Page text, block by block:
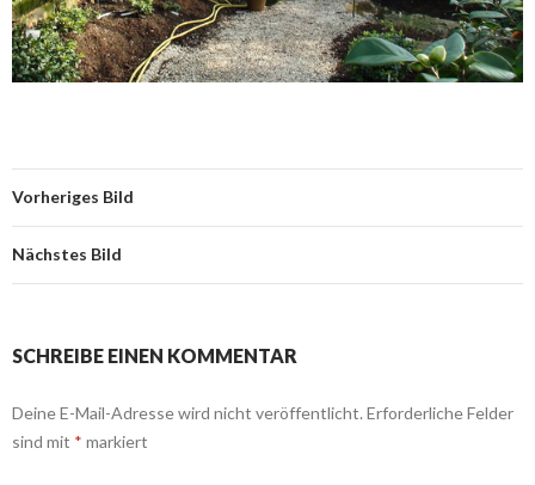
Vorheriges Bild
Nächstes Bild
SCHREIBE EINEN KOMMENTAR
Deine E-Mail-Adresse wird nicht veröffentlicht. Erforderliche Felder
sind mit * markiert